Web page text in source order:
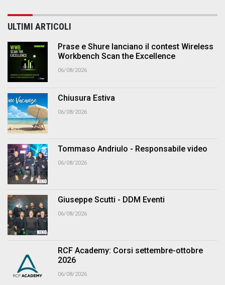
ULTIMI ARTICOLI
Prase e Shure lanciano il contest Wireless
Workbench Scan the Excellence
06/08/2026
Chiusura Estiva
06/08/2026
Tommaso Andriulo - Responsabile video
06/08/2026
Giuseppe Scutti - DDM Eventi
06/08/2026
RCF Academy: Corsi settembre-ottobre
2026
06/08/2026